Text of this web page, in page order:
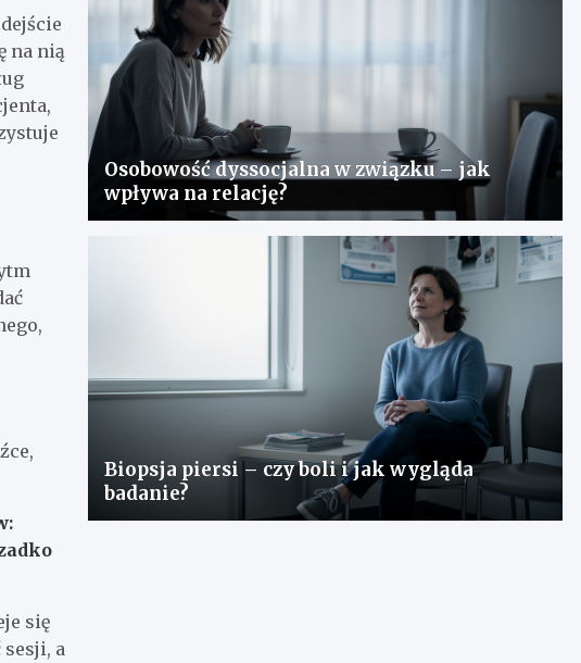
na nią
się
a
Osobowość dyssocjalna w związku – jak
wpływa na relację?
Biopsja piersi – czy boli i jak wygląda
badanie?